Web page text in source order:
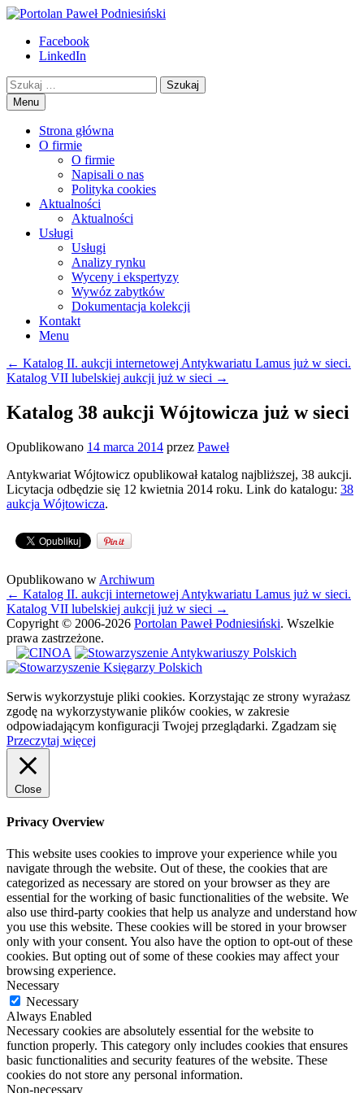
Przejdź
treści
Portolan Paweł Podniesiński
Eksperyzy i wyceny starych książek
Facebook
LinkedIn
Szukaj
Menu
Strona główna
O firmie
O firmie
Napisali o nas
Polityka cookies
Aktualności
Aktualności
Usługi
Usługi
Analizy rynku
Wyceny i ekspertyzy
Wywóz zabytków
Dokumentacja kolekcji
Kontakt
Menu
Nawigacja
wpisów
← Katalog II. aukcji internetowej Antykwariatu Lamus już w sieci.
Katalog VII lubelskiej aukcji już w sieci →
Katalog 38 aukcji Wójtowicza już w sieci
Opublikowano 14 marca 2014 przez Paweł
Antykwariat Wójtowicz opublikował katalog najbliższej, 38 aukcji.
Licytacja odbędzie się 12 kwietnia 2014 roku. Link do katalogu: 38
aukcja Wójtowicza.
Opublikowano w Archiwum
Nawigacja
wpisów
← Katalog II. aukcji internetowej Antykwariatu Lamus już w sieci.
Katalog VII lubelskiej aukcji już w sieci →
Copyright © 2006-2026 Portolan Paweł Podniesiński. Wszelkie
prawa zastrzeżone.
Serwis wykorzystuje pliki cookies. Korzystając ze strony wyrażasz
zgodę na wykorzystywanie plików cookies, w zakresie
odpowiadającym konfiguracji Twojej przeglądarki. Zgadzam się
Przeczytaj więcej
Close
Privacy Overview
This website uses cookies to improve your experience while you
navigate through the website. Out of these, the cookies that are
categorized as necessary are stored on your browser as they are
essential for the working of basic functionalities of the website. We
also use third-party cookies that help us analyze and understand how
you use this website. These cookies will be stored in your browser
only with your consent. You also have the option to opt-out of these
cookies. But opting out of some of these cookies may affect your
browsing experience.
Necessary
Necessary
Always Enabled
Necessary cookies are absolutely essential for the website to
function properly. This category only includes cookies that ensures
basic functionalities and security features of the website. These
cookies do not store any personal information.
Non-necessary